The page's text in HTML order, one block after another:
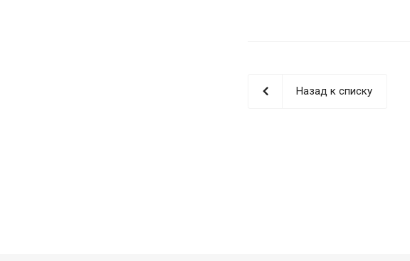
Назад к списку